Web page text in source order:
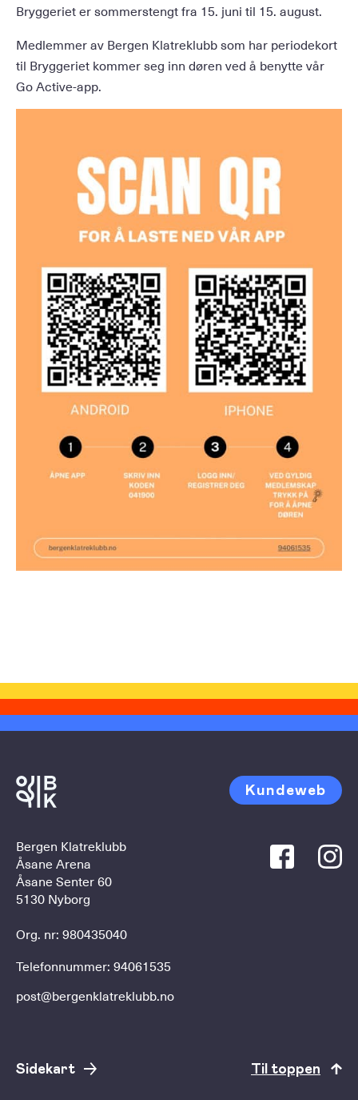
Bryggeriet er sommerstengt fra 15. juni til 15. august.
Medlemmer av Bergen Klatreklubb som har periodekort
til Bryggeriet kommer seg inn døren ved å benytte vår
Go Active-app.
Bergen Klatreklubb
Åsane Arena
Åsane Senter 60
5130 Nyborg
Org. nr: 980435040
Telefonnummer: 94061535
post@bergenklatreklubb.no
Kundeweb
Sidekart Til toppen